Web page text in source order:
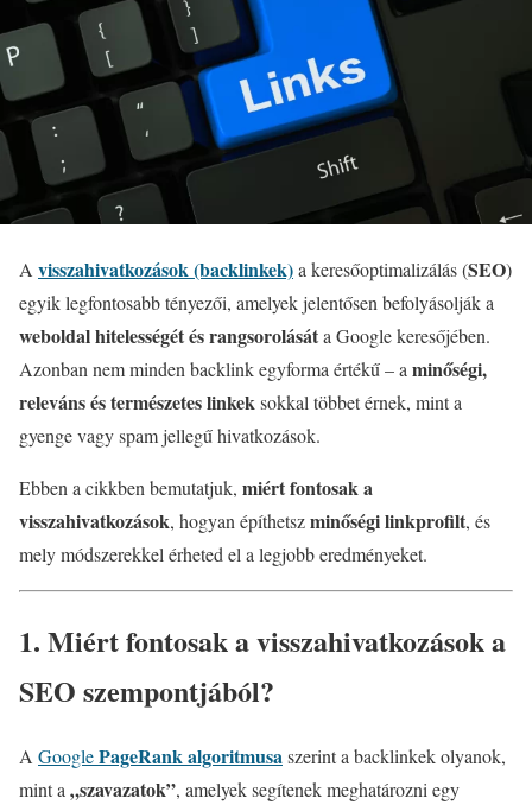
A visszahivatkozások (backlinkek)a keresőoptimalizálás (SEO)
egyik legfontosabb tényezői, amelyek jelentősen befolyásolják a
weboldal hitelességét és rangsorolásáta Google keresőjében.
Azonban nem minden backlink egyforma értékű – a minőségi,
releváns és természetes linkeksokkal többet érnek, mint a
gyenge vagy spam jellegű hivatkozások.
Ebben a cikkben bemutatjuk, miért fontosak a
visszahivatkozások, hogyan építhetszminőségi linkprofilt, és
mely módszerekkel érheted el a legjobb eredményeket.
1. Miért fontosak a visszahivatkozások a
SEO szempontjából?
A GooglePageRank algoritmusaszerint a backlinkek olyanok,
mint a „szavazatok”, amelyek segítenek meghatározni egy